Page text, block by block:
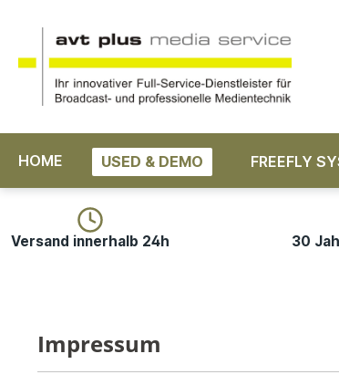
HOME USED & DEMO FREEFLY
Versand innerhalb 24h 30
Impressum